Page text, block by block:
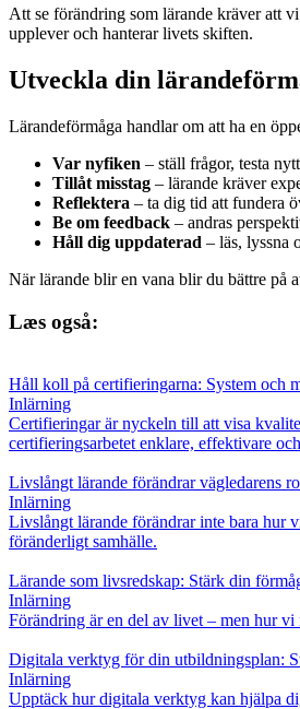
Att se förändring som lärande kräver att
upplever och hanterar livets skiften.
Utveckla din
Lärandeförmåga handlar om att ha en
Var nyfiken – ställ frågor, testa
Tillåt misstag – lärande kräver
Reflektera – ta dig tid att fundera
Be om feedback – andras
Håll dig uppdaterad – läs, lyssna
När lärande blir en vana blir du bättre på
Læs også:
Håll koll på certifieringarna: System och
Inlärning
Certifieringar är nyckeln till att visa
certifieringsarbetet enklare, effektivare
Livslångt lärande förändrar vägledarens
Inlärning
Livslångt lärande förändrar inte bara hur
föränderligt samhälle.
Lärande som livsredskap: Stärk din
Inlärning
Förändring är en del av livet – men hur
Digitala verktyg för din utbildningsplan:
Inlärning
Upptäck hur digitala verktyg kan hjälpa